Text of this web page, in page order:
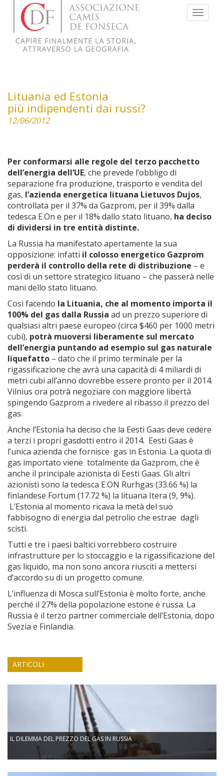
Menu
Lituania ed Estonia
più indipendenti dai russi?
12/06/2012
Per conformarsi alle regole del terzo pacchetto
dell’energia dell’UE, che prevede l’obbligo di
separazione fra produzione, trasporto e vendita del
gas, l’azienda energetica lituana Lietuvos Dujos,
controllata per il 37% da Gazprom, per il 39% dalla
tedesca E.On e per il 18% dallo stato lituano, ha deciso
di dividersi in tre entità distinte.
La Russia ha manifestato apertamente la sua
opposizione: infatti il colosso energetico Gazprom
perderà il controllo della rete di distribuzione – e
così di un settore strategico lituano – che passerà nelle
mani dello stato lituano.
Così facendo la Lituania, che al momento importa il
100% del gas dalla Russia ad un prezzo superiore di
qualsiasi altri paese europeo (circa $460 per 1000 metri
cubi), potrà muoversi liberamente sul mercato
dell’energia puntando ad esempio sul gas naturale
liquefatto – dato che il primo terminale per la
rigassificazione che avrà una capacità di 4 miliardi di
metri cubi all’anno dovrebbe essere pronto per il 2014.
Vilnius ora potrà negoziare con maggiore libertà
spingendo Gazprom a rivedere al ribasso il prezzo del
gas.
Anche l’Estonia ha deciso che la Eesti Gaas deve cedere
a terzi i propri gasdotti entro il 2014. Eesti Gaas è
l’unica azienda che fornisce gas in Estonia. La quota di
gas importato viene totalmente da Gazprom, che è
anche il principale azionista di Eesti Gaas. Gli altri
azionisti sono la tedesca E.ON Rurhgas (33.66 %) la
finlandese Fortum (17.72 %) la lituana Itera (9, 9%).
L’Estonia al momento ricava la metà del suo
fabbisogno di energia dal petrolio che estrae dagli
scisti.
Tutti e tre i paesi baltici vorrebbero costruire
infrastrutture per lo stoccaggio e la rigassificazione del
gas liquido, ma non sono ancora riusciti a mettersi
d’accordo su di un progetto comune.
L’influenza di Mosca sull’Estonia è molto forte, anche
perché il 27% della popolazione estone è russa. La
Russia è il terzo partner commerciale dell’Estonia, dopo
Svezia e Finlandia.
ARTICOLI
IL DILEMMA DEL PREZZO DEL GAS IN RUSSIA